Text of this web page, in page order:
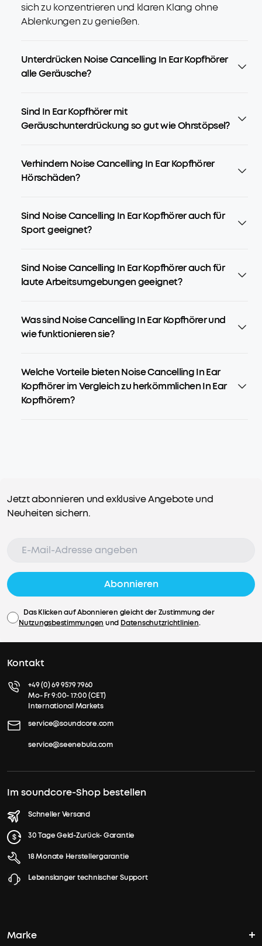
sich zu konzentrieren und klaren Klang ohne
Ablenkungen zu genießen.
Unterdrücken Noise Cancelling In Ear Kopfhörer
alle Geräusche?
Sind In Ear Kopfhörer mit
Geräuschunterdrückung so gut wie Ohrstöpsel?
Verhindern Noise Cancelling In Ear Kopfhörer
Hörschäden?
Sind Noise Cancelling In Ear Kopfhörer auch für
Sport geeignet?
Sind Noise Cancelling In Ear Kopfhörer auch für
laute Arbeitsumgebungen geeignet?
Was sind Noise Cancelling In Ear Kopfhörer und
wie funktionieren sie?
Welche Vorteile bieten Noise Cancelling In Ear
Kopfhörer im Vergleich zu herkömmlichen In Ear
Kopfhörern?
Jetzt abonnieren und exklusive Angebote und
Neuheiten sichern.
Abonnieren
Das Klicken auf Abonnieren gleicht der Zustimmung der
Nutzungsbestimmungen und Datenschutzrichtlinien.
Kontakt
+49 (0) 69 9579 7960
Mo- Fr 9:00- 17:00 (CET)
International Markets
service@soundcore.com
service@seenebula.com
Im soundcore-Shop bestellen
Schneller Versand
30 Tage Geld-Zurück- Garantie
18 Monate Herstellergarantie
Lebenslanger technischer Support
Marke